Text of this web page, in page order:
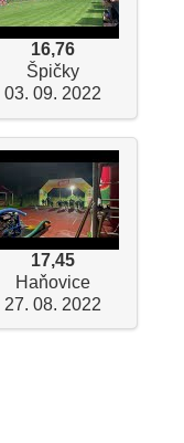
16,76
Špičky
03. 09. 2022
17,45
Haňovice
27. 08. 2022